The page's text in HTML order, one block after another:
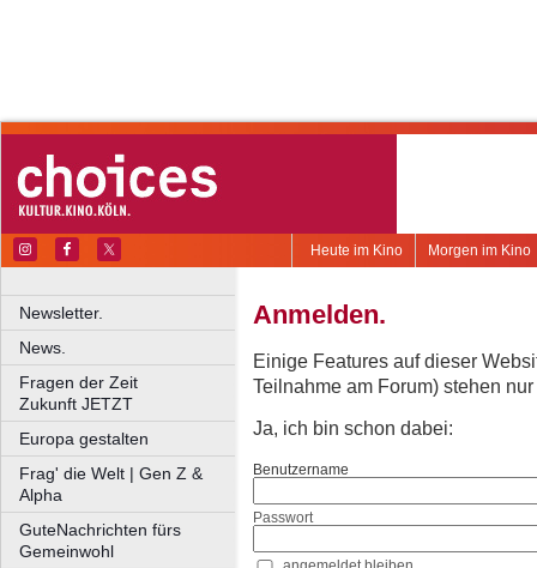
Morgen im Kino
Heute im Kino
Newsletter.
News.
Fragen der Zeit
Zukunft JETZT
Europa gestalten
Frag' die Welt | Gen Z &
Alpha
GuteNachrichten fürs
Gemeinwohl
Anmelden.
Einige Features auf dieser
Teilnahme am Forum) stehen
Ja, ich bin schon dabei:
Benutzername
Passwort